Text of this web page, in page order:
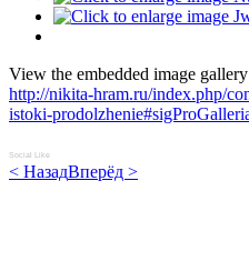
View the embedded image
http://nikita-hram.ru/index.php/
istoki-
Social Like
< НазадВперёд >